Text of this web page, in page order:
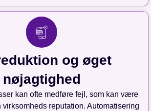
og øget
nøjagtighed
kan ofte medføre fejl, som kan være
reputation. Automatisering